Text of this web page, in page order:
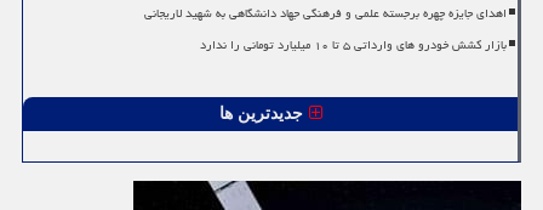
اهدای جایزه چهره برجسته علمی و فرهنگی جهاد دانشگاهی به شهید لاریجانی
بازار کشش خودرو های وارداتی ۵ تا ۱۰ میلیارد تومانی را ندارد
جدیدترین ها